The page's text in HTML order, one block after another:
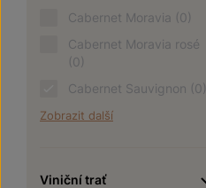
Cabernet Moravia (0)
Cabernet Moravia rosé
(0)
Cabernet Sauvignon (0)
Zobrazit další
Viniční trať